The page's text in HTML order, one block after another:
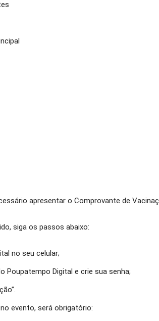
apresentar o Comprovante de
siga os passos abaixo:
no seu celular;
Poupatempo Digital e crie sua senha;
evento, será obrigatório: